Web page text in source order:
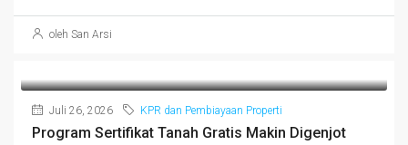
oleh San Arsi
Juli 26, 2026 KPR dan Pembiayaan Properti
Program Sertifikat Tanah Gratis Makin Digenjot